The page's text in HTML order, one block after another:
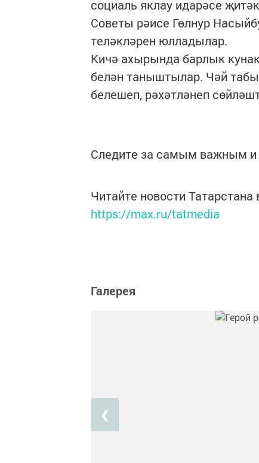
социаль яклау идарәсе
Советы рәисе Гөлнур
теләкләрен юлладылар.
Кичә ахырында барлык
белән таныштылар. Чәй
белешеп, рәхәтләнеп
Следите за самым важным
Читайте новости
https://max.ru/tatmedia
Галерея
❮